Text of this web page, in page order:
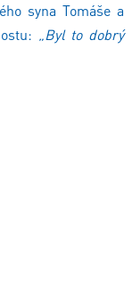
syna Tomáše a
„Byl to dobrý